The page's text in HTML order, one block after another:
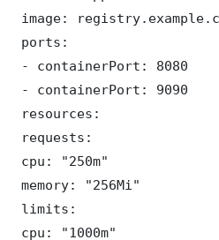
image:
ports:
- containerPort: 8080
- containerPort: 9090
resources:
requests:
cpu: "250m"
memory: "256Mi"
limits:
cpu: "1000m"